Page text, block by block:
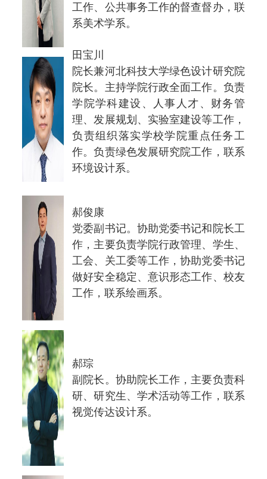
工作、公共事务工作的督查督办，联
系美术学系。
田宝川
院长兼河北科技大学绿色设计研究院
院长。主持学院行政全面工作。负责
学院学科建设、人事人才、财务管
理、发展规划、实验室建设等工作，
负责组织落实学校学院重点任务工
作。负责绿色发展研究院工作，联系
环境设计系。
郝俊康
党委副书记。协助党委书记和院长工
作，主要负责学院行政管理、学生、
工会、关工委等工作，协助党委书记
做好安全稳定、意识形态工作、校友
工作，联系绘画系。
郝琮
副院长。协助院长工作，主要负责科
研、研究生、学术活动等工作，联系
视觉传达设计系。